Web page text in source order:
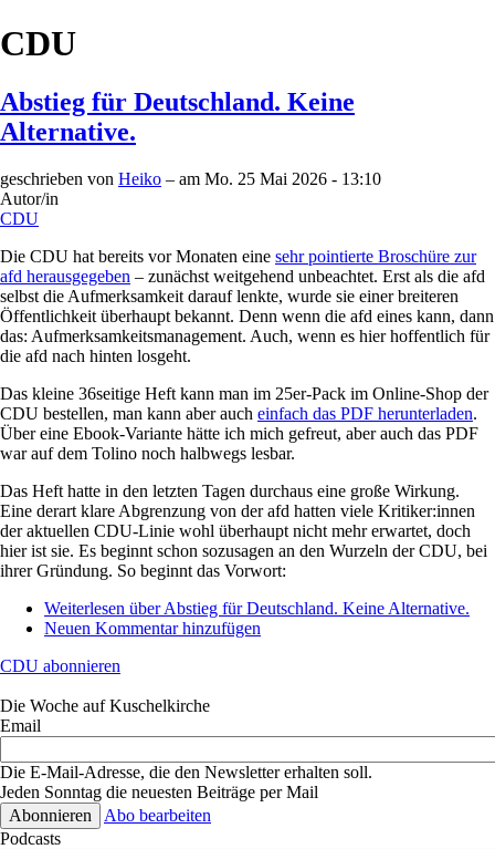
CDU
Abstieg für Deutschland. Keine
Alternative.
geschrieben von Heiko – am Mo. 25 Mai 2026 - 13:10
Autor/in
CDU
Die CDU hat bereits vor Monaten eine sehr pointierte Broschüre zur
afd herausgegeben – zunächst weitgehend unbeachtet. Erst als die afd
selbst die Aufmerksamkeit darauf lenkte, wurde sie einer breiteren
Öffentlichkeit überhaupt bekannt. Denn wenn die afd eines kann, dann
das: Aufmerksamkeitsmanagement. Auch, wenn es hier hoffentlich für
die afd nach hinten losgeht.
Das kleine 36seitige Heft kann man im 25er-Pack im Online-Shop der
CDU bestellen, man kann aber auch einfach das PDF herunterladen.
Über eine Ebook-Variante hätte ich mich gefreut, aber auch das PDF
war auf dem Tolino noch halbwegs lesbar.
Das Heft hatte in den letzten Tagen durchaus eine große Wirkung.
Eine derart klare Abgrenzung von der afd hatten viele Kritiker:innen
der aktuellen CDU-Linie wohl überhaupt nicht mehr erwartet, doch
hier ist sie. Es beginnt schon sozusagen an den Wurzeln der CDU, bei
ihrer Gründung. So beginnt das Vorwort:
Weiterlesen über Abstieg für Deutschland. Keine Alternative.
Neuen Kommentar hinzufügen
CDU abonnieren
Die Woche auf Kuschelkirche
Email
Die E-Mail-Adresse, die den Newsletter erhalten soll.
Jeden Sonntag die neuesten Beiträge per Mail
Abo bearbeiten
Podcasts